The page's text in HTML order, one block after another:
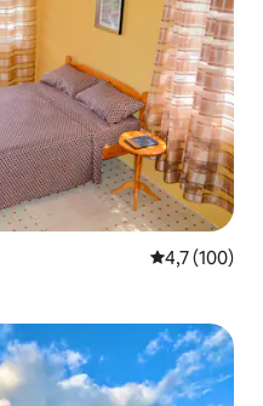
Vidutinis
4,7 (100)